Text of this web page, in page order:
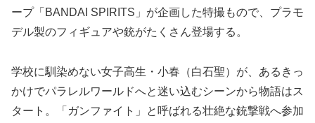
ープ「BANDAI SPIRITS」が企画した特撮もので、プラモ
デル製のフィギュアや銃がたくさん登場する。
学校に馴染めない女子高生・小春（白石聖）が、あるきっ
かけでパラレルワールドへと迷い込むシーンから物語はス
タート。「ガンファイト」と呼ばれる壮絶な銃撃戦へ参加